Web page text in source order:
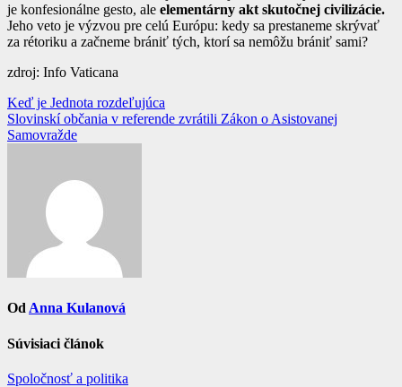
je konfesionálne gesto, ale elementárny akt skutočnej civilizácie.
Jeho veto je výzvou pre celú Európu: kedy sa prestaneme skrývať
za rétoriku a začneme brániť tých, ktorí sa nemôžu brániť sami?
zdroj: Info Vaticana
Navigácia
v
Keď je Jednota rozdeľujúca
Slovinskí občania v referende zvrátili Zákon o Asistovanej
Samovražde
Od Anna Kulanová
Súvisiaci článok
Spoločnosť a politika